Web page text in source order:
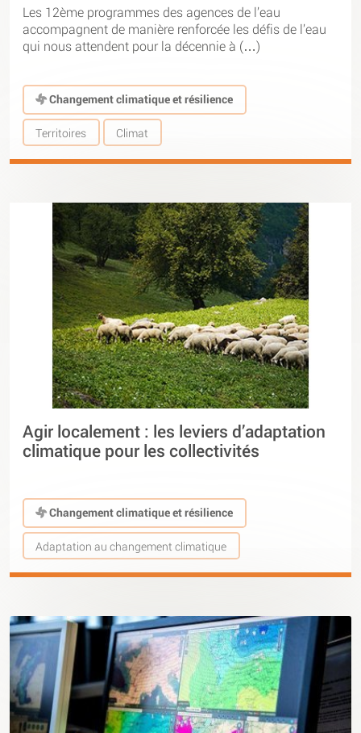
Les 12ème programmes des agences de l’eau
accompagnent de manière renforcée les défis de l’eau
qui nous attendent pour la décennie à (…)
Changement climatique et résilience
Territoires Climat
Agir localement : les leviers d’adaptation
climatique pour les collectivités
Changement climatique et résilience
Adaptation au changement climatique